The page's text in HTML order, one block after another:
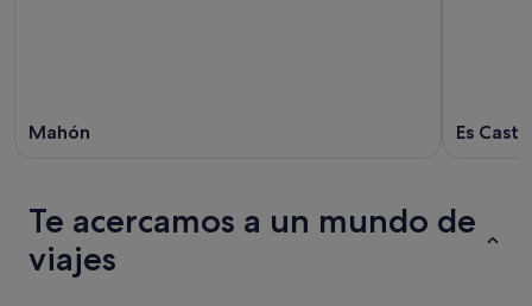
Mahón Es
Te acercamos a un mundo de
viajes